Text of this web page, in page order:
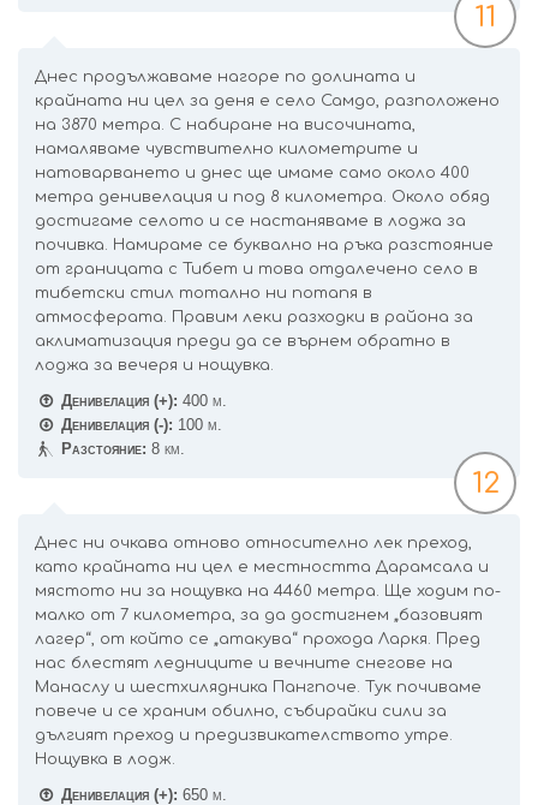
11
Днес продължаваме нагоре по долината и
крайната ни цел за деня е село Самдо, разположено
на 3870 метра. С набиране на височината,
намаляваме чувствително километрите и
натоварването и днес ще имаме само около 400
метра денивелация и под 8 километра. Около обяд
достигаме селото и се настаняваме в лоджа за
почивка. Намираме се буквално на ръка разстояние
от границата с Тибет и това отдалечено село в
тибетски стил тотално ни потапя в
атмосферата. Правим леки разходки в района за
аклиматизация преди да се върнем обратно в
лоджа за вечеря и нощувка.
Денивелация (+): 400 м.
Денивелация (-): 100 м.
Разстояние: 8 км.
12
Днес ни очкава отново относително лек преход,
като крайната ни цел е местността Дарамсала и
мястото ни за нощувка на 4460 метра. Ще ходим по-
малко от 7 километра, за да достигнем „базовият
лагер“, от който се „атакува“ прохода Ларкя. Пред
нас блестят ледниците и вечните снегове на
Манаслу и шестхилядника Пангпоче. Тук почиваме
повече и се храним обилно, събирайки сили за
дългият преход и предизвикателството утре.
Нощувка в лодж.
Денивелация (+): 650 м.